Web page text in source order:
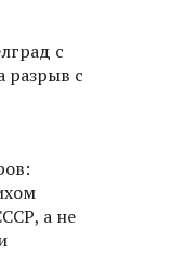
с
разрыв с
а не